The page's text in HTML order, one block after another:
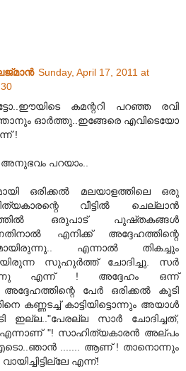
Sunday, April 17, 2011 at
കമന്ററി പറഞ്ഞ രവി
ഓര്‍ത്തു..ഇങ്ങേരെ എവിടെയോ
!
പറയാം..
ഒരിക്കല്‍ മലയാളത്തിലെ ഒരു
വീട്ടില്‍ ചെല്ലാന്‍
ഒരുപാട് പുഷ്തകങ്ങള്‍
എനിക്ക് അദ്ദേഹത്തിന്റെ
എന്നാല്‍ തികച്ചും
സുഹുര്‍ത്ത് ചോദിച്ചു. സര്‍
എന്ന് ! അദ്ദേഹം ഒന്ന്
അദ്ദേഹത്തിന്റെ പേര്‍ ഒരിക്കല്‍ കൂടി
കാട്ടിയിട്ടൊന്നും അയാള്‍
ഇല്ല.."പേരല്ല സാര്‍ ചോദിച്ചത്,
"! സാഹിത്യകാരന്‍ അല്പം
....... ആണ് ! താനൊന്നും
എന്ന്!